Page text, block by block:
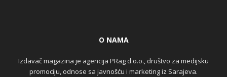
O NAMA
Izdavač magazina je agencija PRag d.o.o., društvo za medijsku
promociju, odnose sa javnošću i marketing iz Sarajeva.